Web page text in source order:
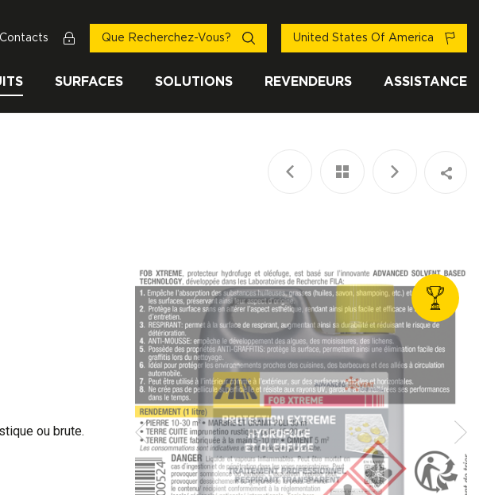
SURFACES SOLUTIONS REVENDEURS ASSISTANCE
Contacts Que Recherchez-Vous? United States Of America
ou brute.